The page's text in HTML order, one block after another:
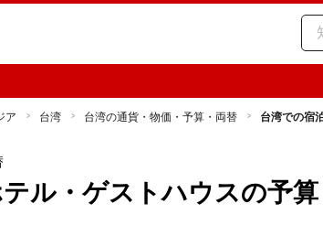
ア 台湾 台湾の通貨・物価・予算・両替 台湾での宿
ル・ゲストハウスの予算